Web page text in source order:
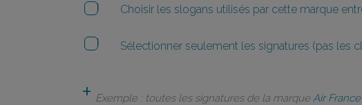
Choisir les slogans utilisés par cette marque
Sélectionner seulement les signatures (pas les
Exemple : toutes les signatures de la marque Air France